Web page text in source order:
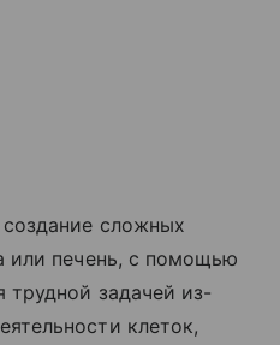
сложных
или печень, с помощью
трудной задачей из-
клеток,